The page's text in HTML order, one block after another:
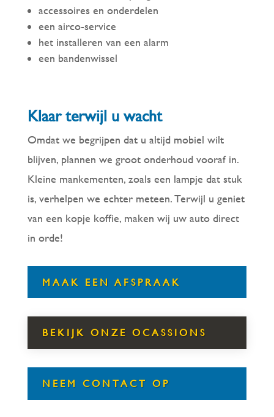
accessoires en onderdelen
een airco-service
het installeren van een alarm
een bandenwissel
Klaar terwijl u wacht
Omdat we begrijpen dat u altijd mobiel wilt
blijven, plannen we groot onderhoud vooraf in.
Kleine mankementen, zoals een lampje dat stuk
is, verhelpen we echter meteen. Terwijl u geniet
van een kopje koffie, maken wij uw auto direct
in orde!
MAAK EEN AFSPRAAK
BEKIJK ONZE OCASSIONS
NEEM CONTACT OP